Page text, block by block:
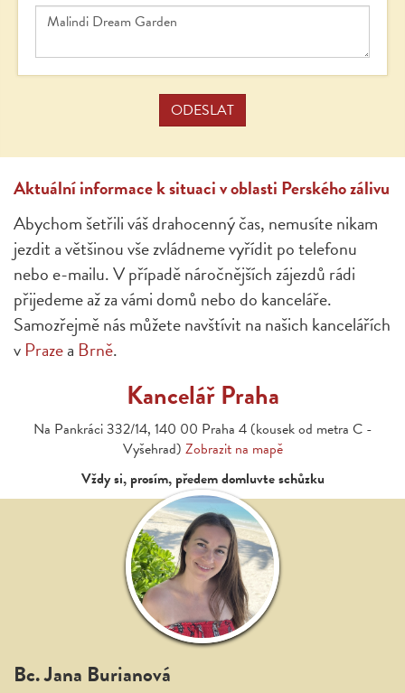
Aktuální informace k situaci v oblasti Perského zálivu
Abychom šetřili váš drahocenný čas, nemusíte nikam
jezdit a většinou vše zvládneme vyřídit po telefonu
nebo e-mailu. V případě náročnějších zájezdů rádi
přijedeme až za vámi domů nebo do kanceláře.
Samozřejmě nás můžete navštívit na našich kancelářích
v Prazea Brně.
Kancelář Praha
Na Pankráci 332/14, 140 00 Praha 4 (kousek od metra C -
Vyšehrad) Zobrazit na mapě
Vždy si, prosím, předem domluvte schůzku
Bc. Jana Burianová